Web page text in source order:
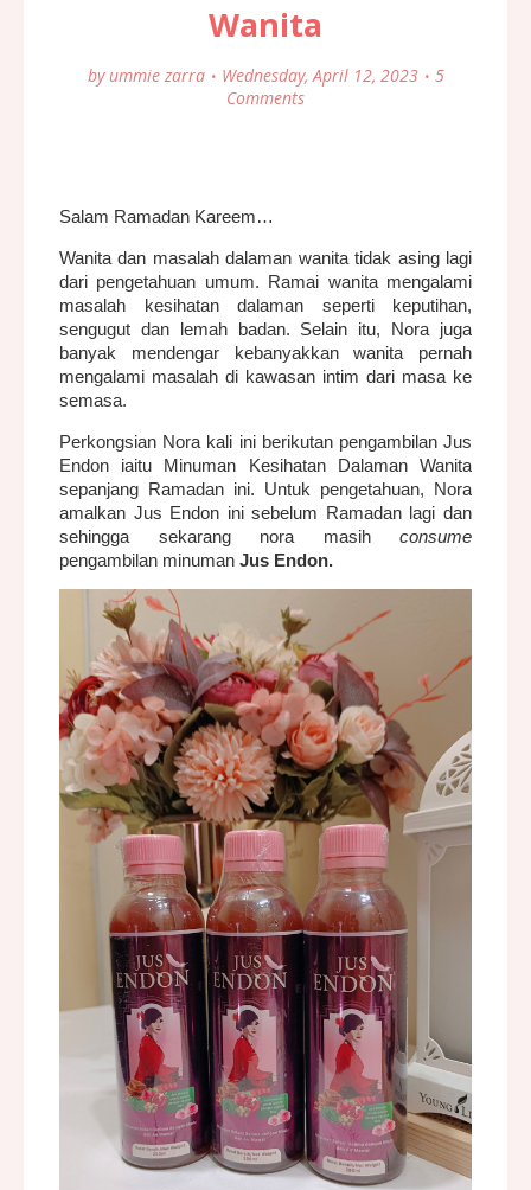
Wanita
by ummie zarra Wednesday, April 12, 2023
5
Comments
Salam Ramadan Kareem…
Wanita dan masalah dalaman wanita tidak asing lagi
dari pengetahuan umum. Ramai wanita mengalami
masalah kesihatan dalaman seperti keputihan,
sengugut dan lemah badan. Selain itu, Nora juga
banyak mendengar kebanyakkan wanita pernah
mengalami masalah di kawasan intim dari masa ke
semasa.
Perkongsian Nora kali ini berikutan pengambilan Jus
Endon iaitu Minuman Kesihatan Dalaman Wanita
sepanjang Ramadan ini. Untuk pengetahuan, Nora
amalkan Jus Endon ini sebelum Ramadan lagi dan
sehingga sekarang nora masih consume
pengambilan minuman Jus Endon.